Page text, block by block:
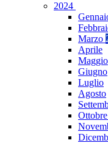
2024
Marzo
Aprile
Maggio
Giugno
Luglio
Agosto
Ottobre